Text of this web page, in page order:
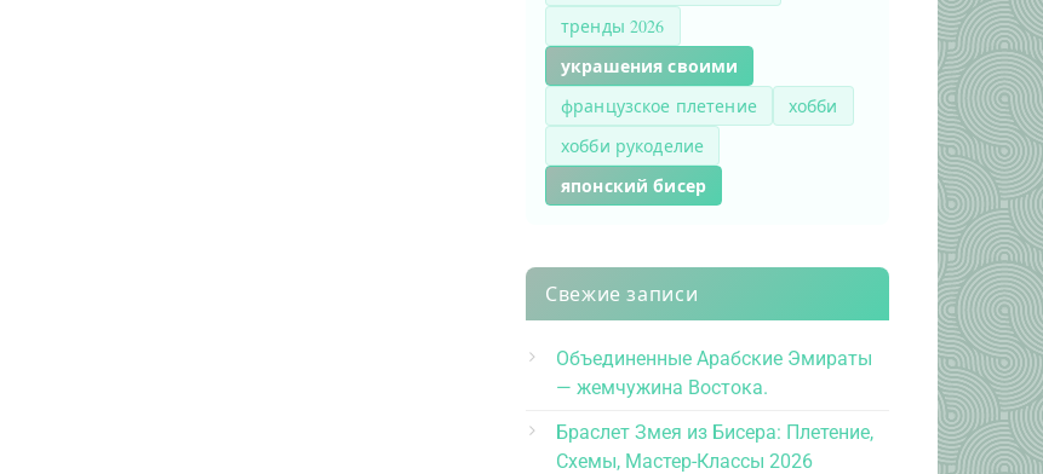
тренды 2026
украшения своими
французское плетение
хобби
хобби рукоделие
японский бисер
Свежие записи
Объединенные Арабские Эмираты
— жемчужина Востока.
Браслет Змея из Бисера: Плетение,
Схемы, Мастер-Классы 2026